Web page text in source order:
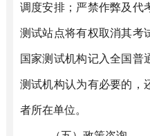
调度安排；严禁作弊及代
测试站点将有权取消其考
国家测试机构记入全国普
测试机构认为有必要的，
者所在单位。